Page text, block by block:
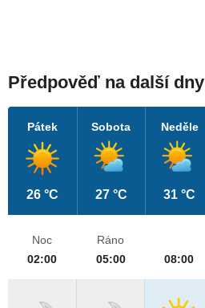
Předpověď na další dny
Pátek
26 °C
Sobota
27 °C
Neděle
31 °C
Noc
02:00
Ráno
05:00
08:00